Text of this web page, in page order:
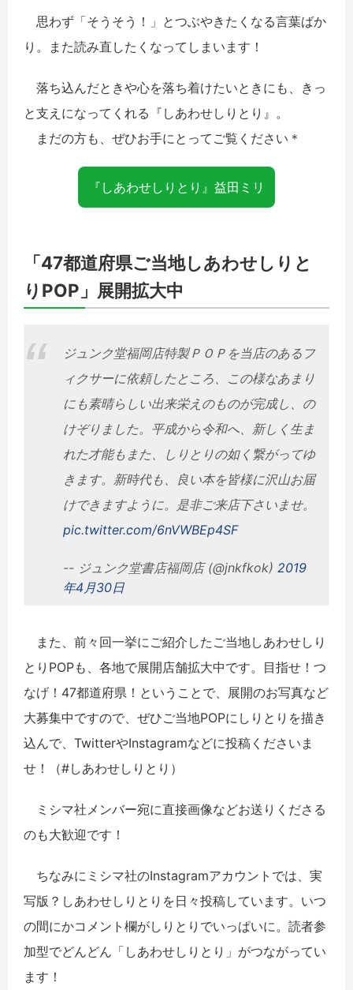
思わず「そうそう！」とつぶやきたくなる言葉ばか
り。また読み直したくなってしまいます！
落ち込んだときや心を落ち着けたいときにも、きっ
と支えになってくれる『しあわせしりとり』。
まだの方も、ぜひお手にとってご覧ください＊
『しあわせしりとり』益田ミリ
「47都道府県ご当地しあわせしりと
りPOP」展開拡大中
ジュンク堂福岡店特製ＰＯＰを当店のあるフ
ィクサーに依頼したところ、この様なあまり
にも素晴らしい出来栄えのものが完成し、の
けぞりました。平成から令和へ、新しく生ま
れた才能もまた、しりとりの如く繋がってゆ
きます。新時代も、良い本を皆様に沢山お届
けできますように。是非ご来店下さいませ。
pic.twitter.com/6nVWBEp4SF
-- ジュンク堂書店福岡店 (@jnkfkok) 2019
年4月30日
また、前々回一挙にご紹介したご当地しあわせしり
とりPOPも、各地で展開店舗拡大中です。目指せ！つ
なげ！47都道府県！ということで、展開のお写真など
大募集中ですので、ぜひご当地POPにしりとりを描き
込んで、TwitterやInstagramなどに投稿くださいま
せ！（#しあわせしりとり）
ミシマ社メンバー宛に直接画像などお送りくださる
のも大歓迎です！
ちなみにミシマ社のInstagramアカウントでは、実
写版？しあわせしりとりを日々投稿しています。いつ
の間にかコメント欄がしりとりでいっぱいに。読者参
加型でどんどん「しあわせしりとり」がつながってい
ます！